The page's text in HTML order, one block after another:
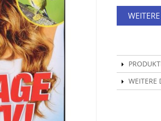
WEITERE